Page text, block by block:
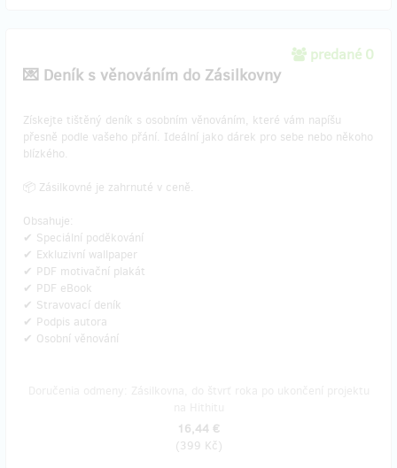
predané 0
💌 Deník s věnováním do Zásilkovny
​Získejte tištěný deník s osobním věnováním, které vám napíšu
přesně podle vašeho přání. Ideální jako dárek pro sebe nebo někoho
blízkého.
📦 Zásilkovné je zahrnuté v ceně.
Obsahuje:
✔ Speciální poděkování
✔ Exkluzivní wallpaper
✔ PDF motivační plakát
✔ PDF eBook
✔ Stravovací deník
✔ Podpis autora
✔ Osobní věnování
16,44 €
(399 Kč)